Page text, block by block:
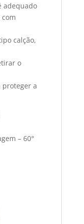
adequado
calção,
o
proteger a
– 60°